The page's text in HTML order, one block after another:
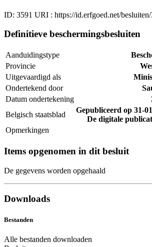
ID: 3591 URI : https://id.erfgoed.net/besluiten/
Definitieve beschermingsbesluiten
Aanduidingstype
Provincie
Uitgevaardigd als
Ondertekend door
Datum ondertekening
Belgisch staatsblad
Gepubliceerd op 31-
De digitale
Opmerkingen
Items opgenomen in dit besluit
De gegevens worden opgehaald
Downloads
Bestanden
Alle bestanden downloaden